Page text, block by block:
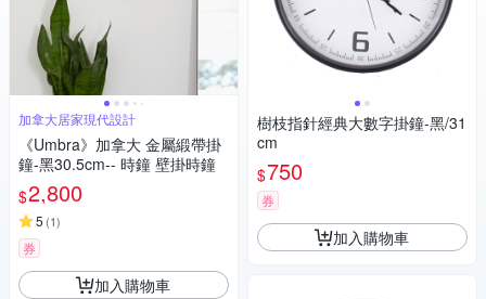
加拿大居家現代設計
《Umbra》加拿大 金屬緞帶掛
鐘-黑30.5cm-- 時鐘 壁掛時鐘
$2,800
5 (1)
券
加入購物車
樹枝指針經典大數字掛鐘-黑/31
cm
$750
券
加入購物車